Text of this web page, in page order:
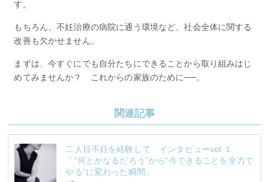
す。
もちろん、不妊治療の病院に通う環境など、社会全体に関する
改善も欠かせません。
まずは、今すぐにでも自分たちにできることから取り組みはじ
めてみませんか？ これからの家族のために──。
関連記事
二人目不妊を経験して インタビューvol.１
「“何とかなるだろう”から“今できることを全力で
やる”に変わった瞬間」